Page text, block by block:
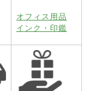
オフィス用品
インク・印鑑